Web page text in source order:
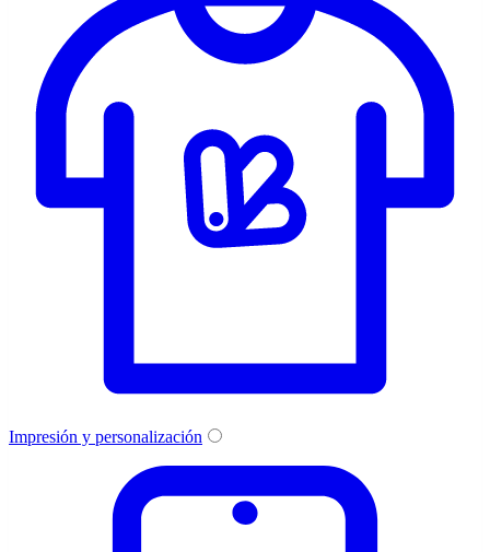
Impresión y personalización